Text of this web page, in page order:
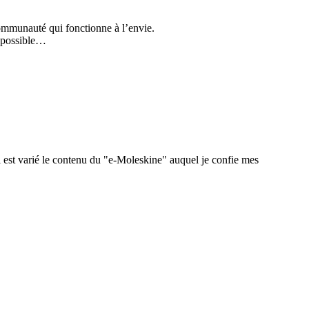
qui fonctionne à l’envie.
possible…
varié le contenu du "e-Moleskine" auquel je confie mes